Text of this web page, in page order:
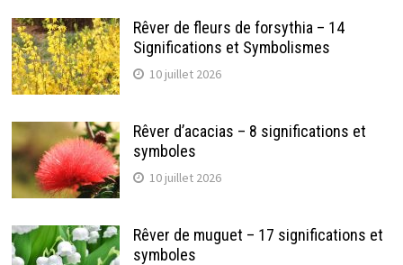
Rêver de fleurs de forsythia – 14
Significations et Symbolismes
10 juillet 2026
Rêver d’acacias – 8 significations et
symboles
10 juillet 2026
Rêver de muguet – 17 significations et
symboles